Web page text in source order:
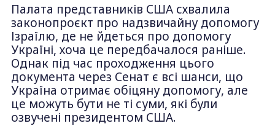
Палата представників США схвалила
законопроєкт про надзвичайну допомогу
Ізраїлю, де не йдеться про допомогу
Україні, хоча це передбачалося раніше.
Однак під час проходження цього
документа через Сенат є всі шанси, що
Україна отримає обіцяну допомогу, але
це можуть бути не ті суми, які були
озвучені президентом США.